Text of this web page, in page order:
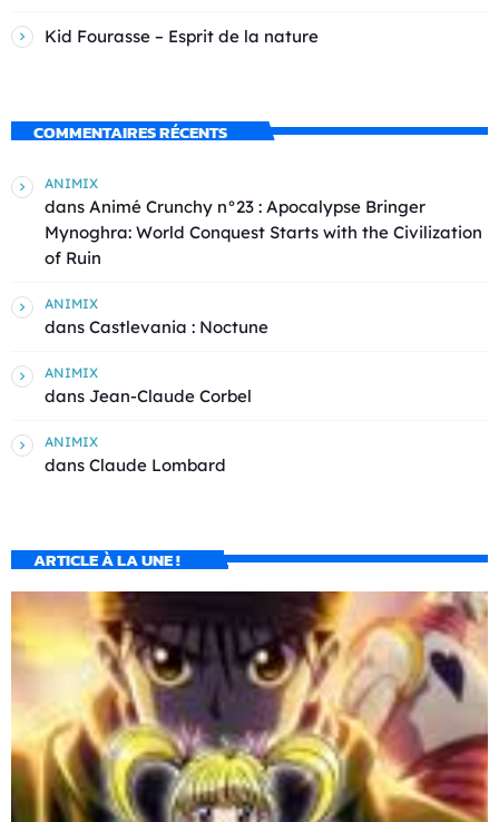
Kid Fourasse – Esprit de la nature
COMMENTAIRES RÉCENTS
ANIMIX
dans Animé Crunchy n°23 : Apocalypse Bringer
Mynoghra: World Conquest Starts with the Civilization
of Ruin
ANIMIX
dans Castlevania : Noctune
ANIMIX
dans Jean-Claude Corbel
ANIMIX
dans Claude Lombard
ARTICLE À LA UNE !